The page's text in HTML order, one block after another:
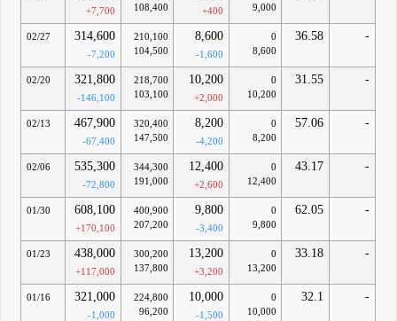
+7,700
108,400
+400
9,000
02/27 314,600
-7,200
210,100
104,500
8,600
-1,600
0
8,600
36.58 -
02/20 321,800
-146,100
218,700
103,100
10,200
+2,000
0
10,200
31.55 -
02/13 467,900
-67,400
320,400
147,500
8,200
-4,200
0
8,200
57.06 -
02/06 535,300
-72,800
344,300
191,000
12,400
+2,600
0
12,400
43.17 -
01/30 608,100
+170,100
400,900
207,200
9,800
-3,400
0
9,800
62.05 -
01/23 438,000
+117,000
300,200
137,800
13,200
+3,200
0
13,200
33.18 -
01/16 321,000
-1,000
224,800
96,200
10,000
-1,500
0
10,000
32.1 -